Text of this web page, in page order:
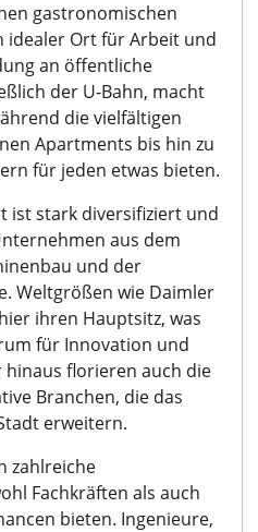
gastronomischen
idealer Ort für Arbeit und
an öffentliche
der U-Bahn, macht
die vielfältigen
Apartments bis hin zu
für jeden etwas bieten.
ist stark diversifiziert und
aus dem
und der
Weltgrößen wie Daimler
ihren Hauptsitz, was
für Innovation und
florieren auch die
Branchen, die das
erweitern.
zahlreiche
Fachkräften als auch
bieten. Ingenieure,